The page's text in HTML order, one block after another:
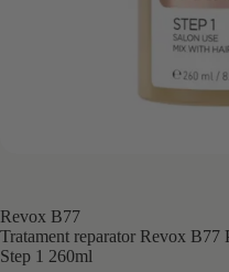
Revox B77
Tratament reparator Revox
Step 1 260ml